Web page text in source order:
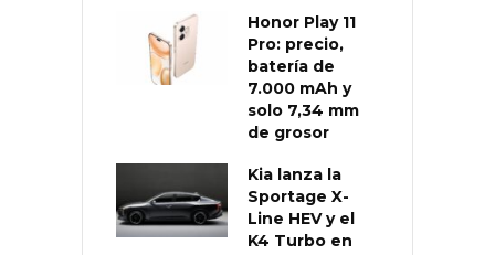
Honor Play 11
Pro: precio,
batería de
7.000 mAh y
solo 7,34 mm
de grosor
Kia lanza la
Sportage X-
Line HEV y el
K4 Turbo en